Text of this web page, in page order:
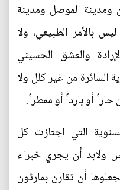
ومدينة الموصل ومدينة
بالأمر الطبيعي، ولا
والعشق الحسيني
السائرة من غير كلل ولا
أو بارداً أو ممطراً.
التي اجتازت كل
أن يجري خبراء
أن تقارن بمارثون